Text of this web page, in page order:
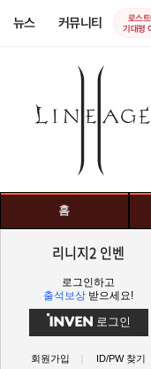
뉴스 커뮤니티
로스
기대평
홈
리니지2 인벤
로그인하고
출석보상 받으세요!
로그인
회원가입 ID/PW 찾기